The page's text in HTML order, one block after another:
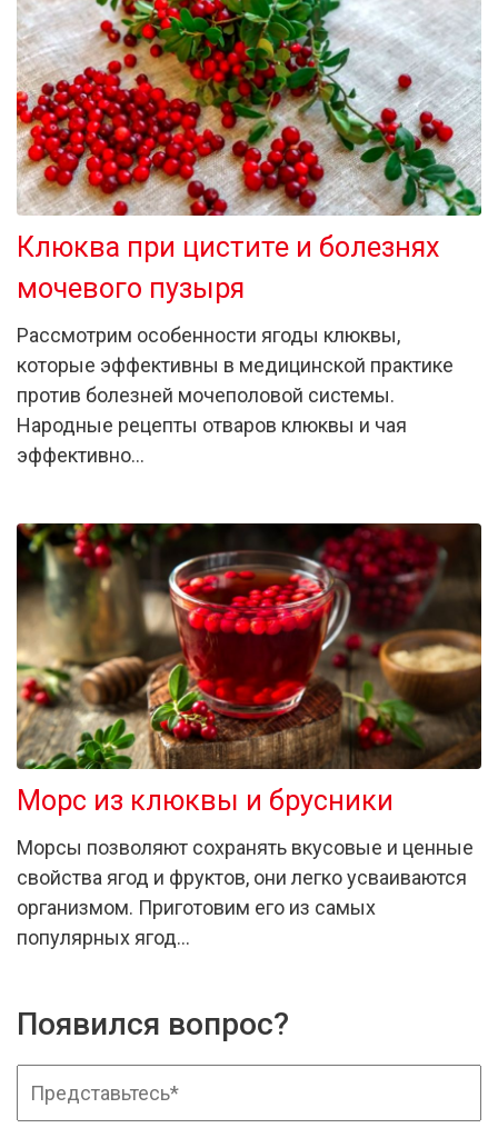
Клюква при цистите и болезнях
мочевого пузыря
Рассмотрим особенности ягоды клюквы,
которые эффективны в медицинской практике
против болезней мочеполовой системы.
Народные рецепты отваров клюквы и чая
эффективно…
Морс из клюквы и брусники
Морсы позволяют сохранять вкусовые и ценные
свойства ягод и фруктов, они легко усваиваются
организмом. Приготовим его из самых
популярных ягод…
Появился вопрос?